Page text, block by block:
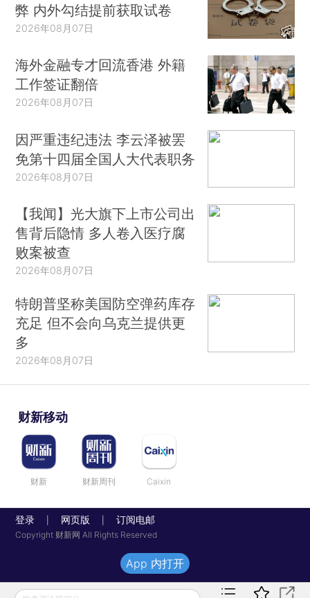
弊 内外勾结提前获取试卷
2026年08月07日
海外金融专才回流香港 外籍
工作签证翻倍
2026年08月07日
因严重违纪违法 李云泽被罢
免第十四届全国人大代表职务
2026年08月07日
【我闻】光大旗下上市公司出
售背后隐情 多人卷入医疗腐
败案被查
2026年08月07日
特朗普坚称美国防空弹药库存
充足 但不会向乌克兰提供更
多
2026年08月07日
财新移动
财新 财新周刊 Caixin
登录 网页版 订阅电邮
Copyright 财新网 All Rights Reserved
App 内打开